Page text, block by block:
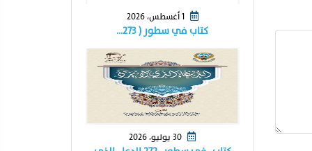
1 أغسطس، 2026
كتاب في سطور ( ٢٧٣…